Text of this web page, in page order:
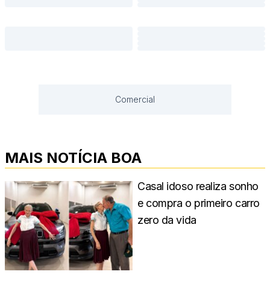
Comercial
MAIS NOTÍCIA BOA
Casal idoso realiza sonho
e compra o primeiro carro
zero da vida